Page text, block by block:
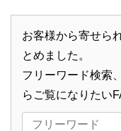
お客様から寄せら
とめました。
フリーワード検索
らご覧になりたい